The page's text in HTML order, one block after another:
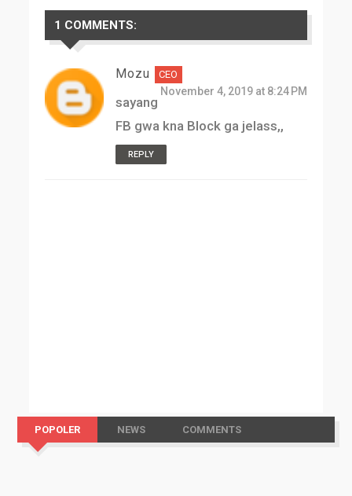
1 COMMENTS:
Mozu
November 4, 2019 at 8:24 PM
sayang
FB gwa kna Block ga jelass,,
REPLY
POPOLER NEWS COMMENTS